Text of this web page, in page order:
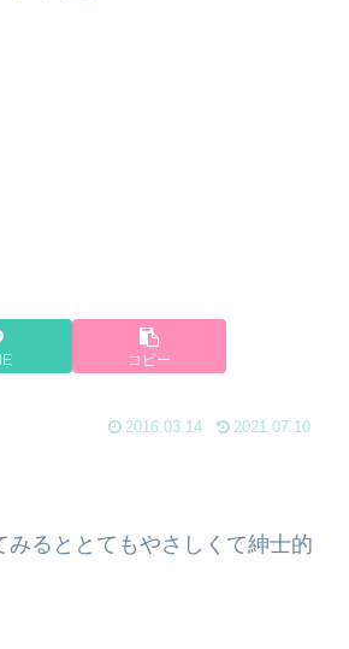
コピー
2016.03.14 2021.07.10
るととてもやさしくて紳士的